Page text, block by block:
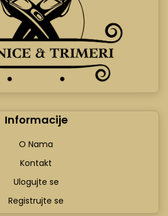
Informacije
O Nama
Kontakt
Ulogujte se
Registrujte se